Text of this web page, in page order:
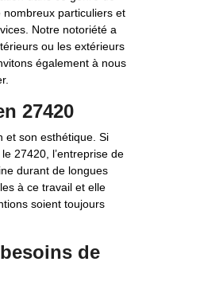
particuliers et
Notre notoriété a
ou les extérieurs
également à nous
27420
et son esthétique. Si
27420, l’entreprise de
durant de longues
à ce travail et elle
soient toujours
de